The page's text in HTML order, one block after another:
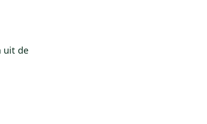
uit de